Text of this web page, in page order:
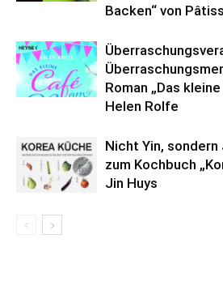
Backen“ von
Roman „Das
Helen Rolfe
Nicht Yin,
zum Kochbuch
Jin Huys